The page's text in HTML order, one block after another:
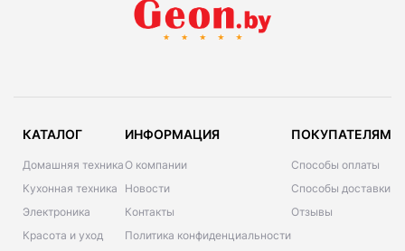
КАТАЛОГ
Домашняя техника
Кухонная техника
Электроника
Красота и уход
ИНФОРМАЦИЯ
О компании
Новости
Контакты
Политика конфиденциальности
ПОКУПАТЕЛЯМ
Способы оплаты
Способы доставки
Отзывы